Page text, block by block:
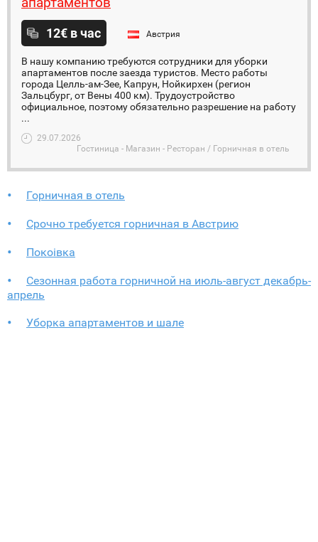
12€ в час Австрия
В нашу компанию требуются сотрудники для уборки
апартаментов после заезда туристов. Место работы
города Целль-ам-Зее, Капрун, Нойкирхен (регион
Зальцбург, от Вены 400 км). Трудоустройство
официальное, поэтому обязательно разрешение на работу
...
29.07.2026
Гостиница - Магазин - Ресторан / Горничная в отель
Горничная в отель
Срочно требуется горничная в Австрию
Покоiвка
Сезонная работа горничной на июль-август декабрь-
апрель
Уборка апартаментов и шале